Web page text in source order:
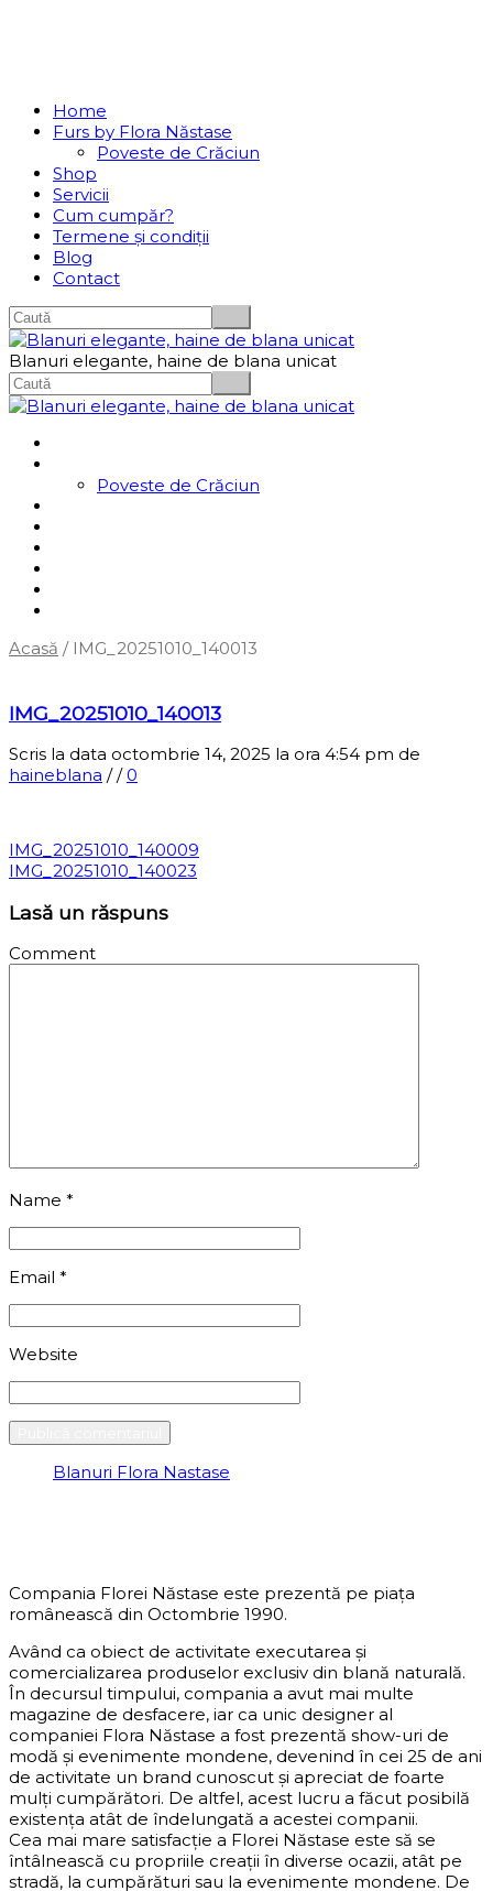
Home
Furs by Flora Năstase
Poveste de Crăciun
Shop
Servicii
Cum cumpăr?
Termene și condiții
Blog
Contact
Blanuri elegante, haine de blana unicat
Poveste de Crăciun
Acasă / IMG_20251010_140013
IMG_20251010_140013
Scris la data octombrie 14, 2025 la ora 4:54 pm de
haineblana //0
IMG_20251010_140009
IMG_20251010_140023
Lasă un răspuns
Comment
Name *
Email *
Website
Blanuri Flora Nastase
Compania Florei Năstase este prezentă pe piața
românească din Octombrie 1990.
Având ca obiect de activitate executarea și
comercializarea produselor exclusiv din blană naturală.
În decursul timpului, compania a avut mai multe
magazine de desfacere, iar ca unic designer al
companiei Flora Năstase a fost prezentă show-uri de
modă și evenimente mondene, devenind în cei 25 de ani
de activitate un brand cunoscut și apreciat de foarte
mulți cumpărători. De altfel, acest lucru a făcut posibilă
existența atât de îndelungată a acestei companii.
Cea mai mare satisfacție a Florei Năstase este să se
întâlnească cu propriile creații în diverse ocazii, atât pe
stradă, la cumpărături sau la evenimente mondene. De